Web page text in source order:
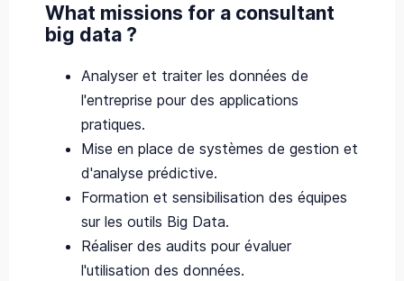
What missions for a consultant
big data ?
Analyser et traiter les données de
l'entreprise pour des applications
pratiques.
Mise en place de systèmes de gestion et
d'analyse prédictive.
Formation et sensibilisation des équipes
sur les outils Big Data.
Réaliser des audits pour évaluer
l'utilisation des données.